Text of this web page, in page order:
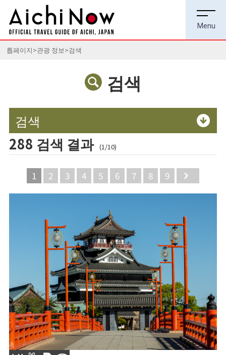
톱페이지 관광 정보 검색
검색
검색
288 검색 결과 (1/10)
1 2 3 4 5 6 7 8 9